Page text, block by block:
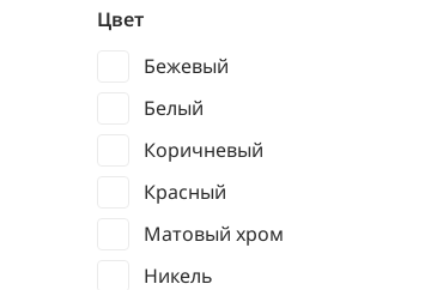
Цвет
Бежевый
Белый
Коричневый
Красный
Матовый хром
Никель